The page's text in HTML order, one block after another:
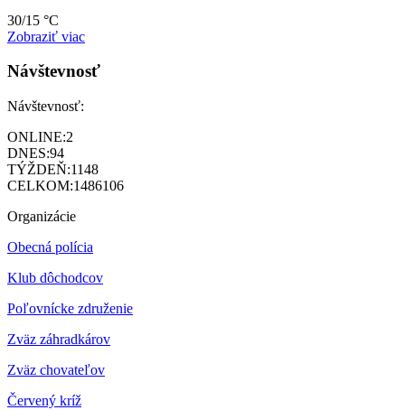
30/15 °C
Zobraziť viac
Návštevnosť
Návštevnosť:
ONLINE:2
DNES:94
TÝŽDEŇ:1148
CELKOM:1486106
Organizácie
Obecná polícia
Klub dôchodcov
Poľovnícke združenie
Zväz záhradkárov
Zväz chovateľov
Červený kríž